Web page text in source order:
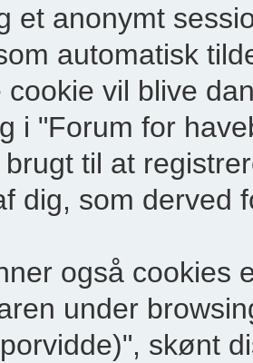
et anonymt
automatisk
cookie vil blive
i "Forum for
brugt til at
dig, som derved
også cookies
under
skønt